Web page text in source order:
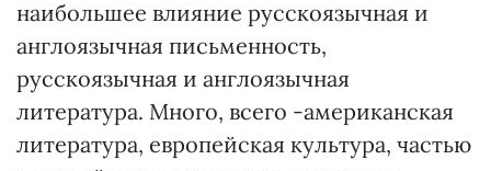
наибольшее влияние русскоязычная и
англоязычная письменность,
русскоязычная и англоязычная
литература. Много, всего -американская
литература, европейская культура, частью